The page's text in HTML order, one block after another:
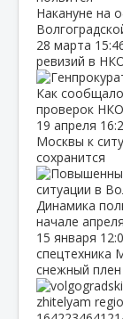
Накануне на
28 марта
ревизий в
Как
проверок
19 апреля
Москвы к
сохранится
Динамика
начале
15 января
снежный